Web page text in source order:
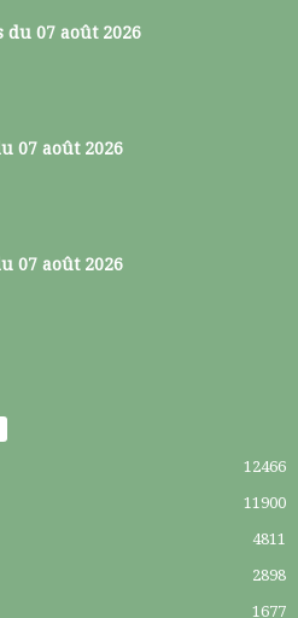
du 07 août 2026
07 août 2026
07 août 2026
12466
11900
4811
2898
1677